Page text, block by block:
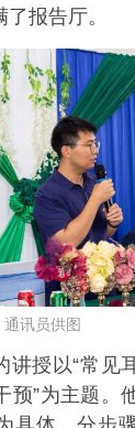
报告厅。
讯员供图
讲授以“常见
预”为主题。